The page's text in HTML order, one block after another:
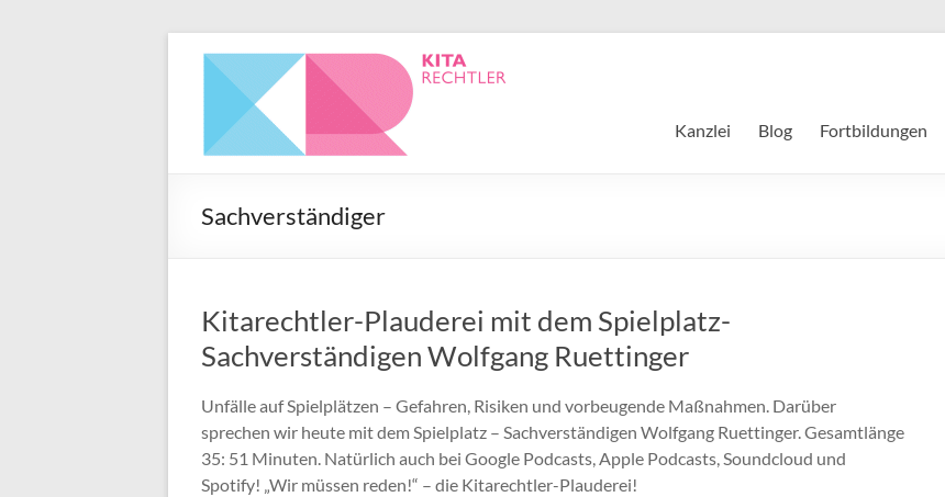
Kanzlei Blog Fortbildungen
Sachverständiger
Kitarechtler-Plauderei mit dem Spielplatz-
Sachverständigen Wolfgang Ruettinger
Unfälle auf Spielplätzen – Gefahren, Risiken und vorbeugende Maßnahmen. Darüber
sprechen wir heute mit dem Spielplatz – Sachverständigen Wolfgang Ruettinger. Gesamtlänge
35: 51 Minuten. Natürlich auch bei Google Podcasts, Apple Podcasts, Soundcloud und
Spotify! „Wir müssen reden!“ – die Kitarechtler-Plauderei!